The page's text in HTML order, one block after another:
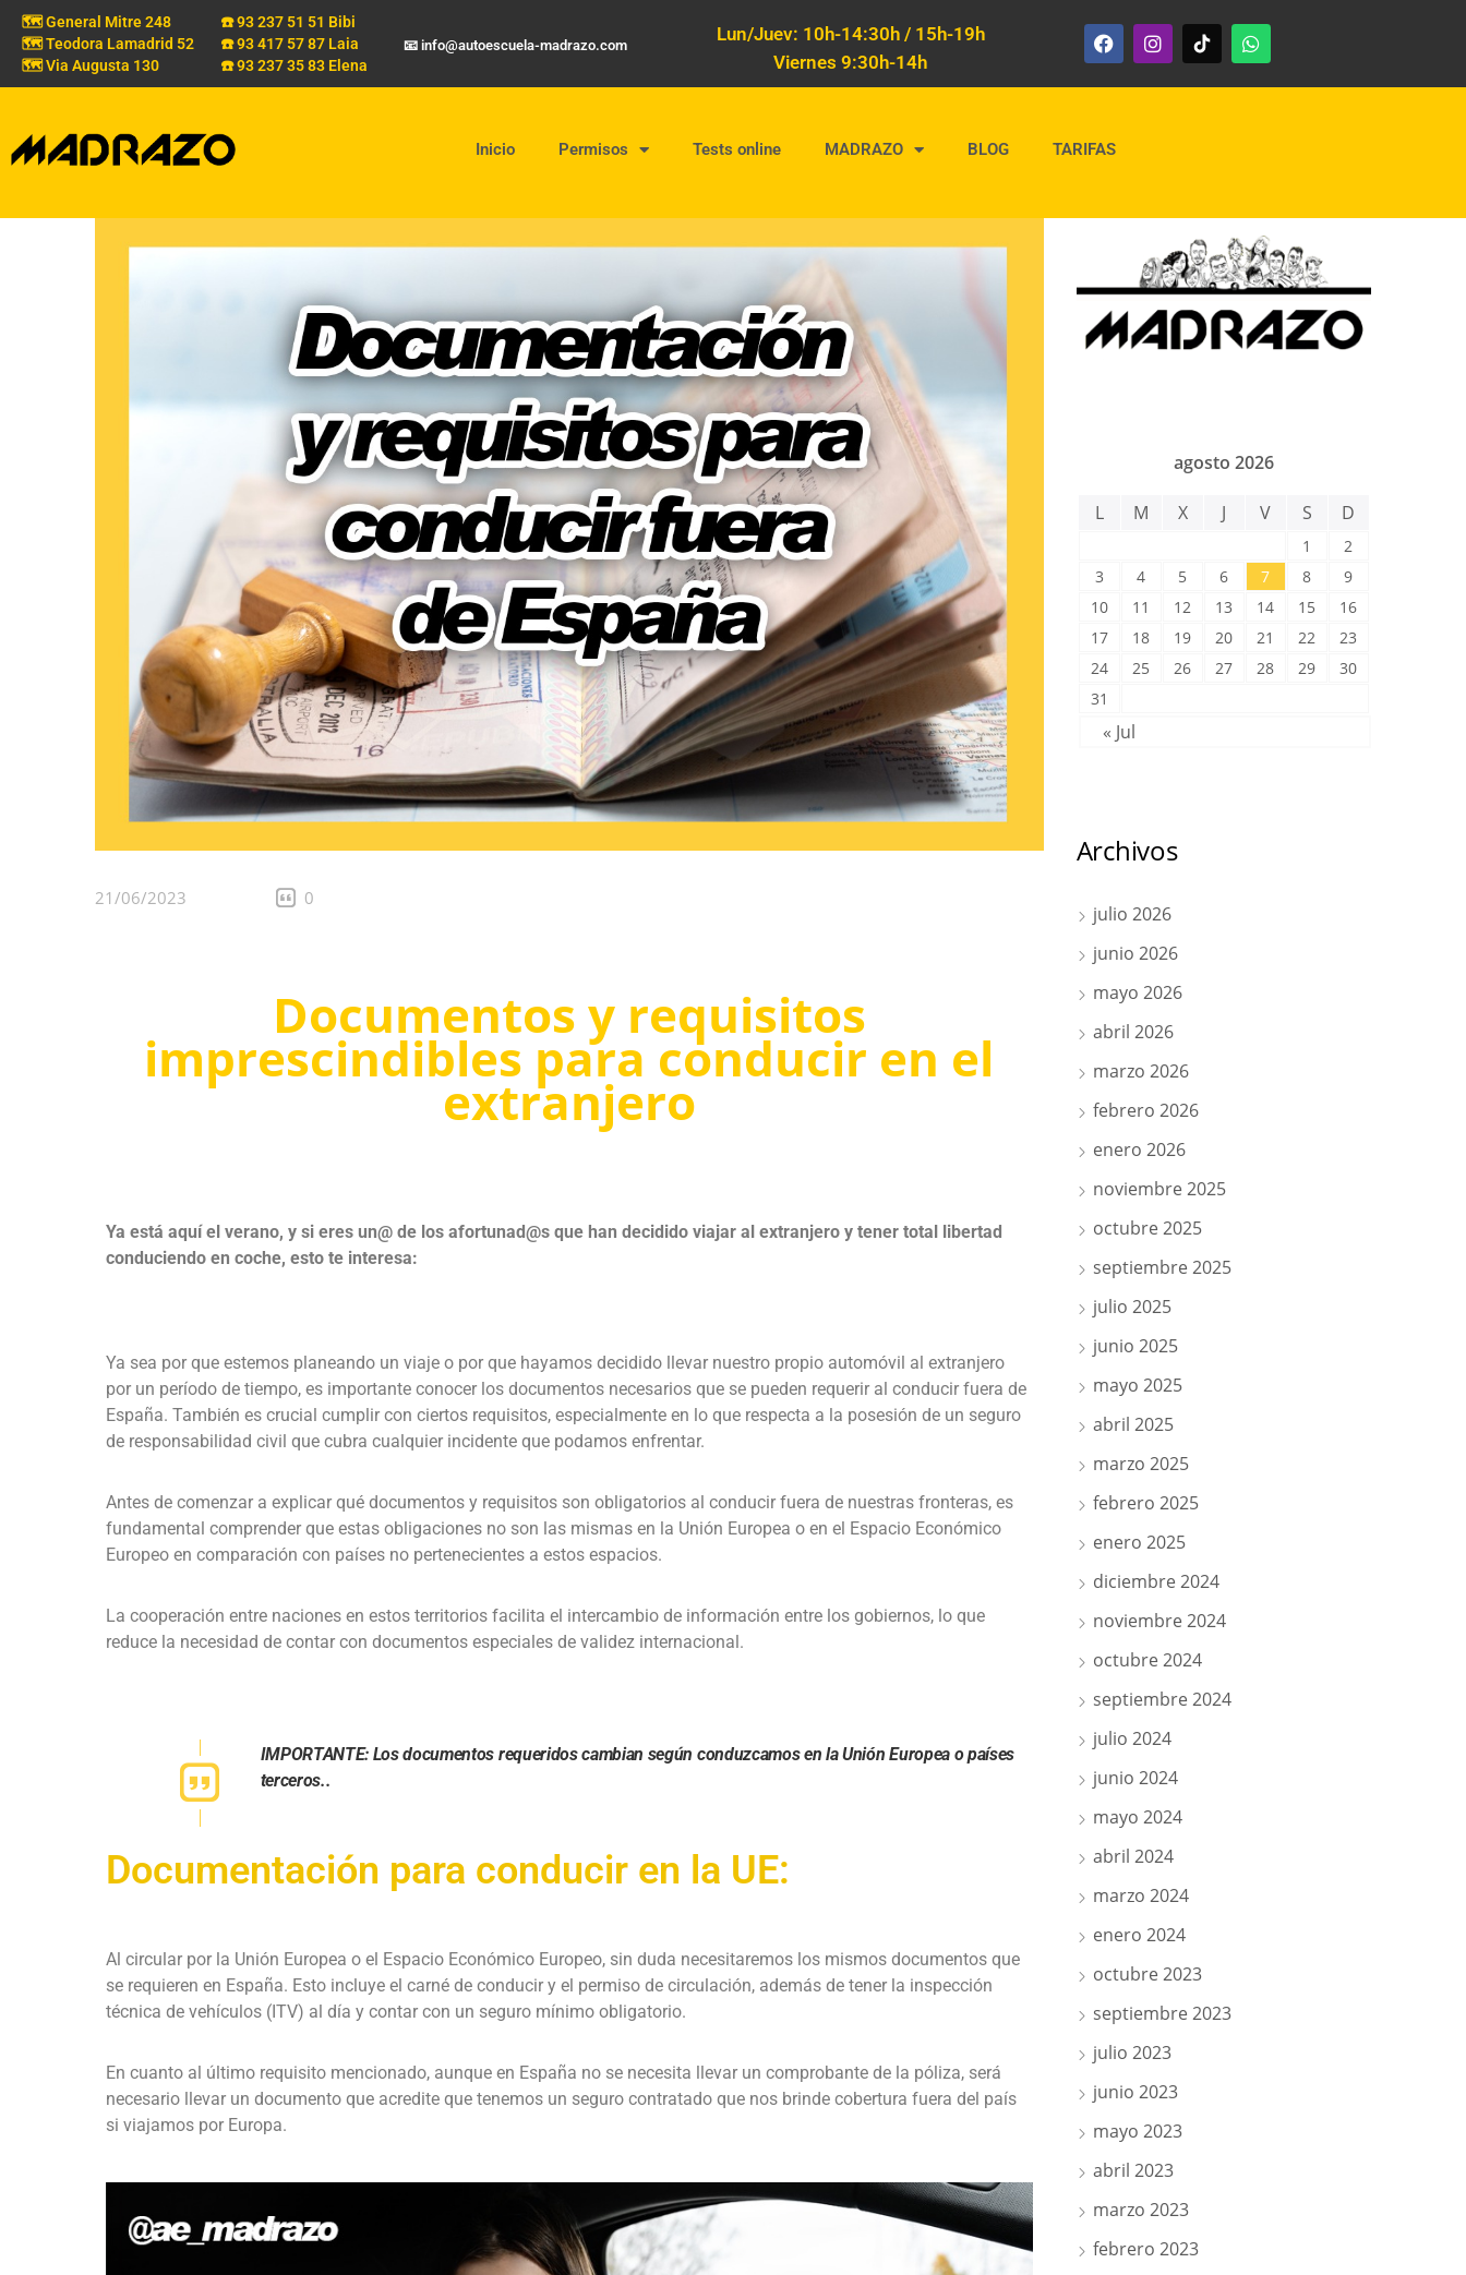
🗺️ General Mitre 248
🗺️ Teodora Lamadrid 52
🗺️ Via Augusta 130
☎️ 93 237 51 51 Bibi
☎️ 93 417 57 87 Laia
☎️ 93 237 35 83 Elena
📧 info@autoescuela-madrazo.com
Lun/Juev: 10h-14:30h / 15h-19h
Viernes 9:30h-14h
Inicio Permisos Tests online MADRAZO BLOG TARIFAS
21/06/2023 0
Documentos y requisitos
imprescindibles para conducir en el
extranjero
Ya está aquí el verano, y si eres un@ de los afortunad@s que han decidido viajar al extranjero y tener total libertad
conduciendo en coche, esto te interesa:
Ya sea por que estemos planeando un viaje o por que hayamos decidido llevar nuestro propio automóvil al extranjero
por un período de tiempo, es importante conocer los documentos necesarios que se pueden requerir al conducir fuera de
España. También es crucial cumplir con ciertos requisitos, especialmente en lo que respecta a la posesión de un seguro
de responsabilidad civil que cubra cualquier incidente que podamos enfrentar.
Antes de comenzar a explicar qué documentos y requisitos son obligatorios al conducir fuera de nuestras fronteras, es
fundamental comprender que estas obligaciones no son las mismas en la Unión Europea o en el Espacio Económico
Europeo en comparación con países no pertenecientes a estos espacios.
La cooperación entre naciones en estos territorios facilita el intercambio de información entre los gobiernos, lo que
reduce la necesidad de contar con documentos especiales de validez internacional.
IMPORTANTE: Los documentos requeridos cambian según conduzcamos en la Unión Europea o países
terceros..
Documentación para conducir en la UE:
Al circular por la Unión Europea o el Espacio Económico Europeo, sin duda necesitaremos los mismos documentos que
se requieren en España. Esto incluye el carné de conducir y el permiso de circulación, además de tener la inspección
técnica de vehículos (ITV) al día y contar con un seguro mínimo obligatorio.
En cuanto al último requisito mencionado, aunque en España no se necesita llevar un comprobante de la póliza, será
necesario llevar un documento que acredite que tenemos un seguro contratado que nos brinde cobertura fuera del país
si viajamos por Europa.
agosto 2026
L M X J V S D
1
2
3
4 5 6 7 8
9
10
11 12 13 14 15
16
17
18 19 20 21 22
23
24
25 26 27 28 29
30
31
« Jul
Archivos
julio 2026
junio 2026
mayo 2026
abril 2026
marzo 2026
febrero 2026
enero 2026
noviembre 2025
octubre 2025
septiembre 2025
julio 2025
junio 2025
mayo 2025
abril 2025
marzo 2025
febrero 2025
enero 2025
diciembre 2024
noviembre 2024
octubre 2024
septiembre 2024
julio 2024
junio 2024
mayo 2024
abril 2024
marzo 2024
enero 2024
octubre 2023
septiembre 2023
julio 2023
junio 2023
mayo 2023
abril 2023
marzo 2023
febrero 2023